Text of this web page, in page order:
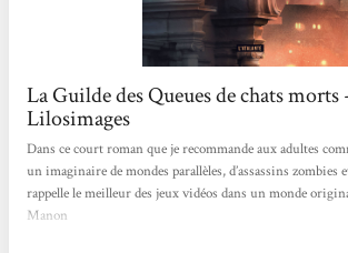
La Guilde des Queues de chats
Lilosimages
Dans ce court roman que je recommande aux adultes
un imaginaire de mondes parallèles, d’assassins zombies
rappelle le meilleur des jeux vidéos dans un monde
Manon